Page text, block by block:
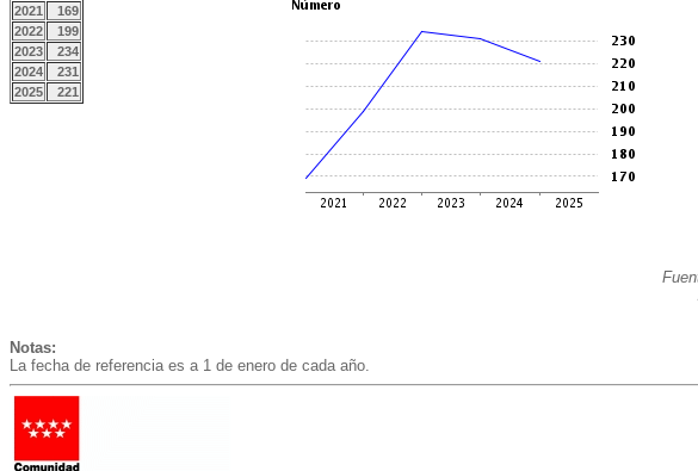
2021
169
2022
199
2023
234
2024
231
2025
221
Notas:
La fecha de referencia es a 1 de enero de cada año.